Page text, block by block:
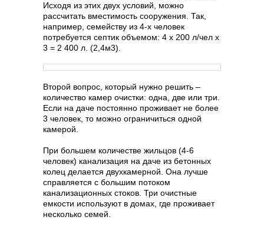
Исходя из этих двух условий, можно
рассчитать вместимость сооружения. Так,
например, семейству из 4-х человек
потребуется септик объемом: 4 х 200 л/чел х
3 = 2 400 л. (2,4м3).
Второй вопрос, который нужно решить –
количество камер очистки: одна, две или три.
Если на даче постоянно проживает не более
3 человек, то можно ограничиться одной
камерой.
При большем количестве жильцов (4-6
человек) канализация на даче из бетонных
колец делается двухкамерной. Она лучше
справляется с большим потоком
канализационных стоков. Три очистные
емкости используют в домах, где проживает
несколько семей.